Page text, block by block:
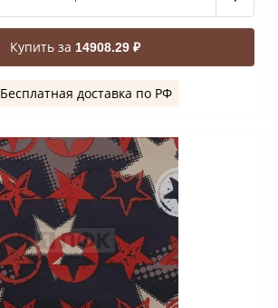
Купить за 14908.29 ₽
Бесплатная доставка по РФ